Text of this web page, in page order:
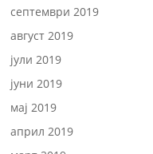
септември 2019
август 2019
јули 2019
јуни 2019
мај 2019
април 2019